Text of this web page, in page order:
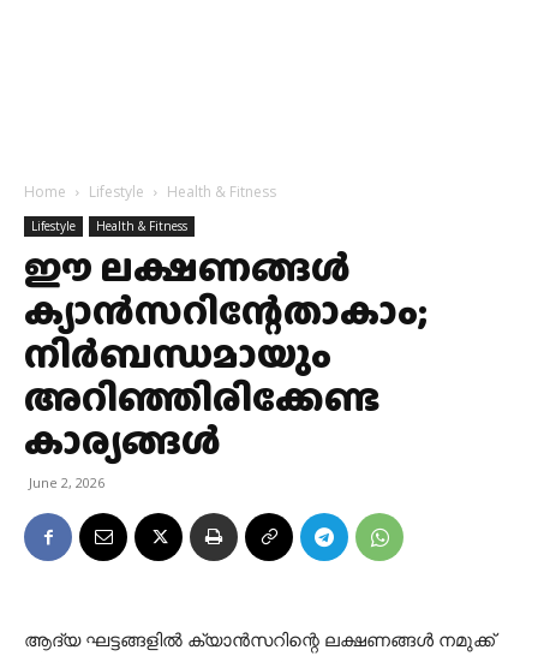
Home Lifestyle Health & Fitness
Lifestyle Health & Fitness
ഈ ലക്ഷണങ്ങൾ
ക്യാൻസറിന്റേതാകാം;
നിർബന്ധമായും
അറിഞ്ഞിരിക്കേണ്ട
കാര്യങ്ങൾ
June 2, 2026
ആദ്യ ഘട്ടങ്ങളിൽ ക്യാൻസറിന്റെ ലക്ഷണങ്ങൾ നമുക്ക്